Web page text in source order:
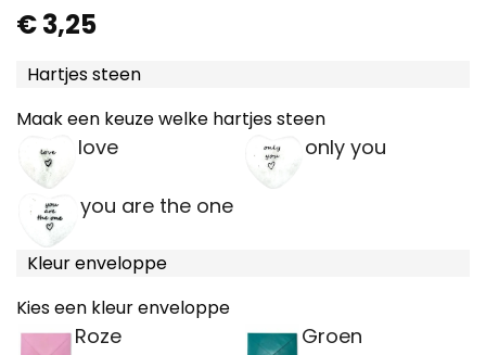
€3,25
Hartjes steen
Maak een keuze welke hartjes steen
love only you
you are the one
Kleur enveloppe
Kies een kleur enveloppe
Roze Groen